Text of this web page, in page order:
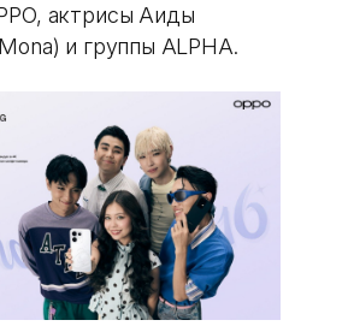
актрисы Аиды
и группы ALPHA.